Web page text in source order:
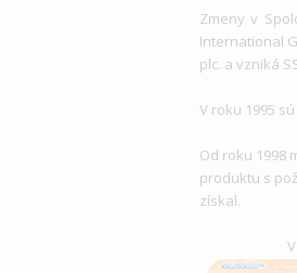
Zmeny v
International
plc. a vzniká
V roku 1995
Od roku 1998
produktu s
V roku